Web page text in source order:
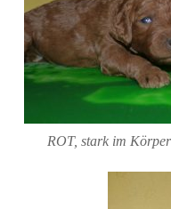
ROT, stark im